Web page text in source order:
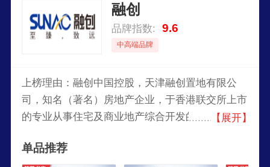
融创
品牌指数: 9.6
中高端品牌
上榜理由：融创中国控股，天津融创置地有限公
司，知名（著名）房地产企业，于香港联交所上市
的专业从事住宅及商业地产综合开发的企业，中国
业，中国房地产品牌企业。
【展开】
单品推荐